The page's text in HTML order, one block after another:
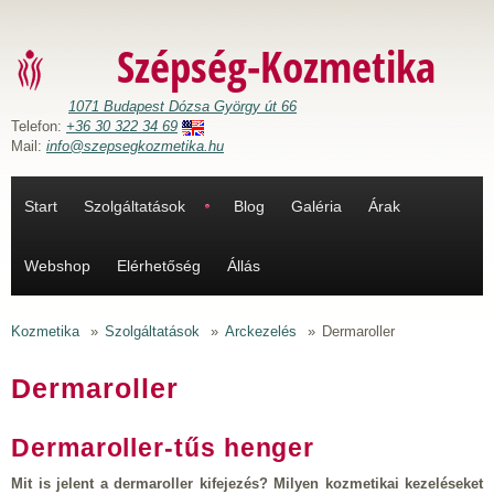
Szépség-Kozmetika
1071 Budapest Dózsa György út 66
Telefon: +36 30 322 34 69
Mail: info@szepsegkozmetika.hu
Start Szolgáltatások Blog Galéria Árak
Webshop Elérhetőség Állás
Kozmetika » Szolgáltatások » Arckezelés » Dermaroller
Dermaroller
Dermaroller-tűs henger
Mit is jelent a dermaroller kifejezés? Milyen kozmetikai kezeléseket